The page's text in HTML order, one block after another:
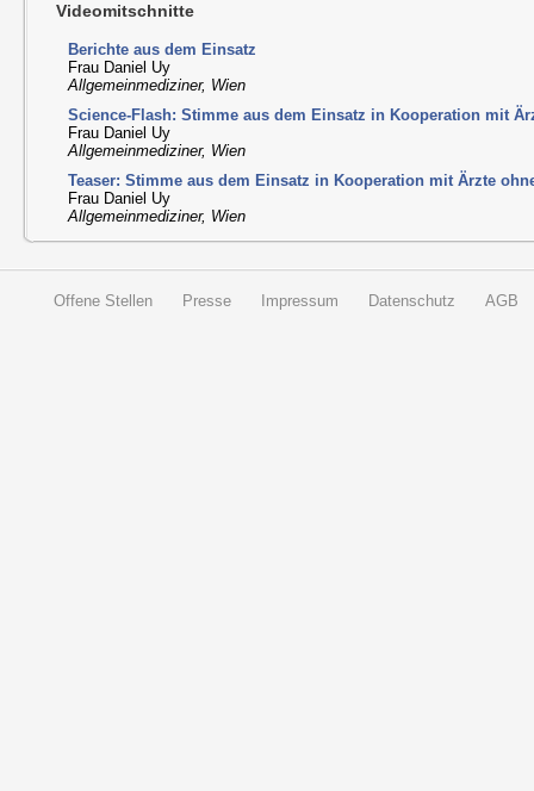
Videomitschnitte
Berichte aus dem Einsatz
Frau Daniel Uy
Allgemeinmediziner, Wien
Science-Flash: Stimme aus dem Einsatz in Kooperation mit
Frau Daniel Uy
Allgemeinmediziner, Wien
Teaser: Stimme aus dem Einsatz in Kooperation mit Ärzte
Frau Daniel Uy
Allgemeinmediziner, Wien
Offene Stellen Presse Impressum Datenschutz AGB